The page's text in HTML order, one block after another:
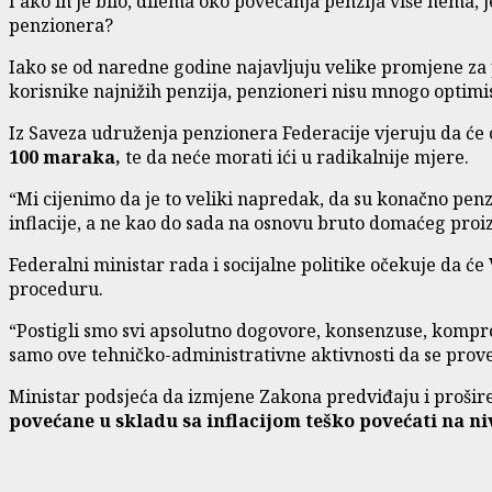
penzionera?
Iako se od naredne godine najavljuju velike promjene
korisnike najnižih penzija, penzioneri nisu mnogo
Iz Saveza udruženja penzionera Federacije vjeruju da
100 maraka, te da neće morati ići u radikalnije mjere.
“Mi cijenimo da je to veliki napredak, da su konačno
inflacije, a ne kao do sada na osnovu bruto domaćeg
Federalni ministar rada i socijalne politike očekuje da
proceduru.
“Postigli smo svi apsolutno dogovore, konsenzuse,
samo ove tehničko-administrativne aktivnosti da se
Ministar podsjeća da izmjene Zakona predviđaju i
povećane u skladu sa inflacijom teško povećati na